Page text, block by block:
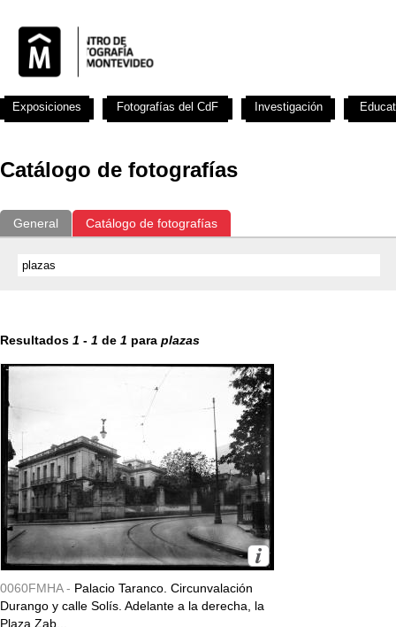
Catálogo de fotografías
General Catálogo de fotografías
Resultados 1 - 1 de 1 para plazas
0060FMHA - Palacio Taranco. Circunvalación
Durango y calle Solís. Adelante a la derecha, la
Plaza Zab...
Exposiciones Fotografías del CdF Investigación